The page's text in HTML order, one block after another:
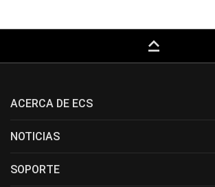
keyboard_capslock
ACERCA DE ECS
NOTICIAS
SOPORTE